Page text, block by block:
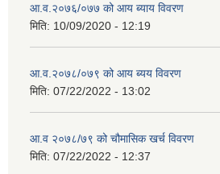
आ.व.२०७६/०७७ को आय ब्याय विवरण
मिति: 10/09/2020 - 12:19
आ.व.२०७८/०७९ को आय ब्यय विवरण
मिति: 07/22/2022 - 13:02
आ.व २०७८/७९ को चौमासिक खर्च विवरण
मिति: 07/22/2022 - 12:37